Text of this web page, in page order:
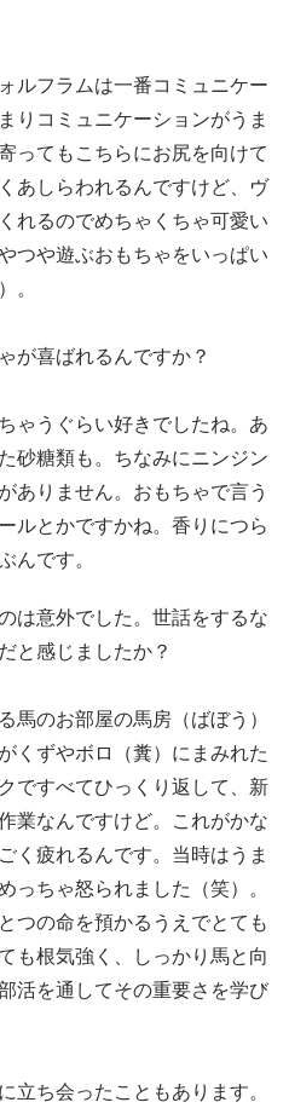
ルフラムは一番コミュニケー
りコミュニケーションがうま
ってもこちらにお尻を向けて
あしらわれるんですけど、ヴ
れるのでめちゃくちゃ可愛い
つや遊ぶおもちゃをいっぱい
。
が喜ばれるんですか？
うぐらい好きでしたね。あ
砂糖類も。ちなみにニンジン
ありません。おもちゃで言う
ルとかですかね。香りにつら
んです。
は意外でした。世話をするな
と感じましたか？
のお部屋の馬房（ばぼう）
くずやボロ（糞）にまみれた
ですべてひっくり返して、新
業なんですけど。これがかな
く疲れるんです。当時はうま
っちゃ怒られました（笑）。
つの命を預かるうえでとても
も根気強く、しっかり馬と向
活を通してその重要さを学び
ち会ったこともあります。